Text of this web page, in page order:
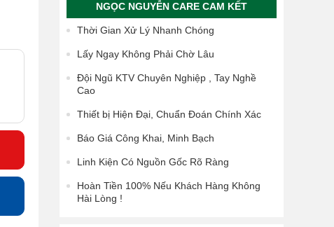
NGỌC NGUYỄN CARE CAM KẾT
Thời Gian Xử Lý Nhanh Chóng
Lấy Ngay Không Phải Chờ Lâu
Đội Ngũ KTV Chuyên Nghiệp , Tay Nghề
Cao
Thiết bị Hiện Đại, Chuẩn Đoán Chính Xác
Báo Giá Công Khai, Minh Bạch
Linh Kiện Có Nguồn Gốc Rõ Ràng
Hoàn Tiền 100% Nếu Khách Hàng Không
Hài Lòng !